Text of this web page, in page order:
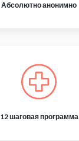
Абсолютно анонимно
12 шаговая программа